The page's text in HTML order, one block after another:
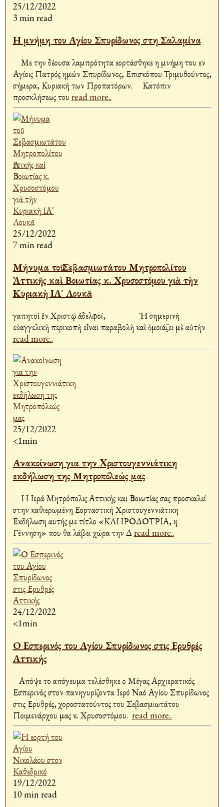
25/12/2022
3 min read
Η μνήμη του Αγίου Σπυρίδωνος στη Σαλαμίνα
Με την δέουσα λαμπρότητα εορτάσθηκε η μνήμη του εν
Αγίοις Πατρός ημών Σπυρίδωνος, Επισκόπου Τριμυθούντος,
σήμερα, Κυριακή των Προπατόρων. Κατόπιν
προσκλήσεως του read more..
25/12/2022
7 min read
Μήνυμα τοῦ Σεβασμιωτάτου Μητροπολίτου
Ἀττικῆς καὶ Βοιωτίας κ. Χρυσοστόμου γιὰ τὴν
Κυριακὴ ΙΑ΄ Λουκᾶ
Ἀγαπητοὶ ἐν Χριστῷ ἀδελφοί, Ἡ σημερινὴ
εὐαγγελικὴ περικοπὴ εἶναι παραβολὴ καὶ ὁμοιάζει μὲ αὐτὴν
read more..
25/12/2022
<1min
Ανακοίνωση για την Xριστουγεννιάτικη
εκδήλωση της Μητροπόλεώς μας
Η Ιερά Μητρόπολις Αττικής και Βοιωτίας σας προσκαλεί
στην καθιερωμένη Εορταστική Χριστουγεννιάτικη
Εκδήλωση αυτής με τίτλο «ΚΛΗΡΟΔΟΤΡΙΑ, η
Γέννηση» που θα λάβει χώρα την Δ read more..
24/12/2022
<1min
Ο Εσπερινός του Αγίου Σπυρίδωνος στις Ερυθρές
Αττικής
Απόψε το απόγευμα τελέσθηκε ο Μέγας Αρχιερατικός
Εσπερινός στον πανηγυρίζοντα Ιερό Ναό Αγίου Σπυρίδωνος
στις Ερυθρές, χοροστατούντος του Σεβασμιωτάτου
Ποιμενάρχου μας κ. Χρυσοστόμου. read more..
19/12/2022
10 min read